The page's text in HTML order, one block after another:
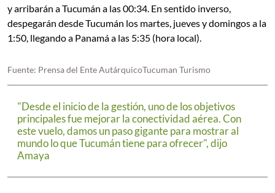
"Desde el inicio de la gestión, uno de los objetivos
principales fue mejorar la conectividad aérea. Con
este vuelo, damos un paso gigante para mostrar al
mundo lo que Tucumán tiene para ofrecer", dijo
Amaya
y arribarán a Tucumán a las 00:34. En sentido inverso,
despegarán desde Tucumán los martes, jueves y domingos a la
1:50, llegando a Panamá a las 5:35 (hora local).
Fuente: Prensa del Ente AutárquicoTucuman Turismo